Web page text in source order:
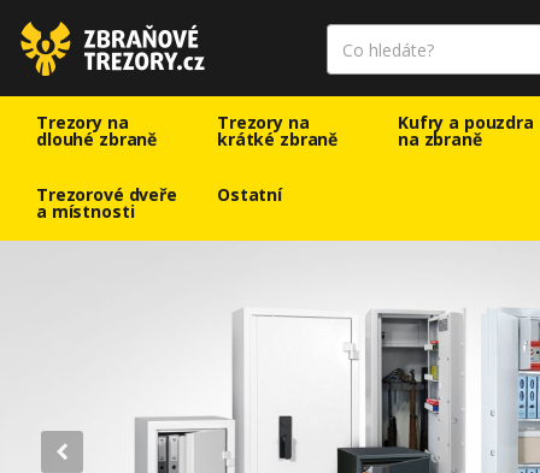
Trezory na
dlouhé zbraně
Trezory na
krátké zbraně
Kufry a pouzdra
na zbraně
Trezorové dveře
a místnosti
Ostatní